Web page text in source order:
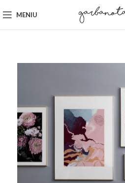
MENIU